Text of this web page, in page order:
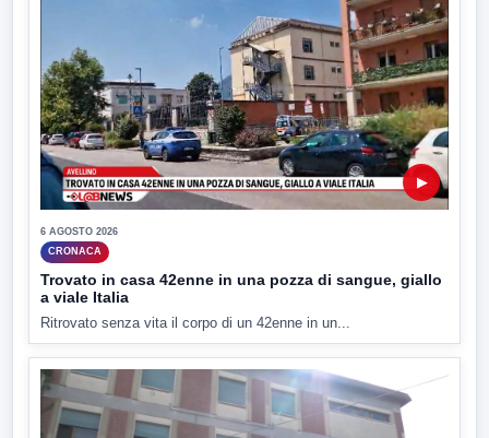
▶
6 AGOSTO 2026
CRONACA
Trovato in casa 42enne in una pozza di sangue, giallo
a viale Italia
Ritrovato senza vita il corpo di un 42enne in un...